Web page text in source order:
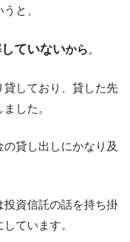
と、
ていないから 。
しており、貸した先
した。
貸し出しにかなり及
資信託の話を持ち掛
しています。